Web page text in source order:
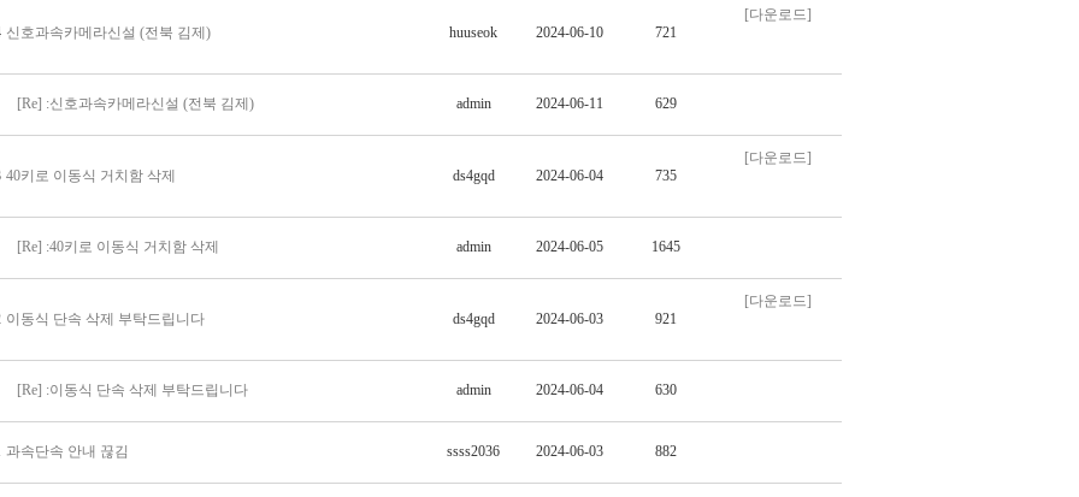
신호과속카메라신설 (전북 김제) huuseok 2024-06-10 721
[다운로드]
[Re] :신호과속카메라신설 (전북 김제) admin 2024-06-11 629
40키로 이동식 거치함 삭제 ds4gqd 2024-06-04 735
[다운로드]
[Re] :40키로 이동식 거치함 삭제 admin 2024-06-05 1645
이동식 단속 삭제 부탁드립니다 ds4gqd 2024-06-03 921
[다운로드]
[Re] :이동식 단속 삭제 부탁드립니다 admin 2024-06-04 630
과속단속 안내 끊김 ssss2036 2024-06-03 882